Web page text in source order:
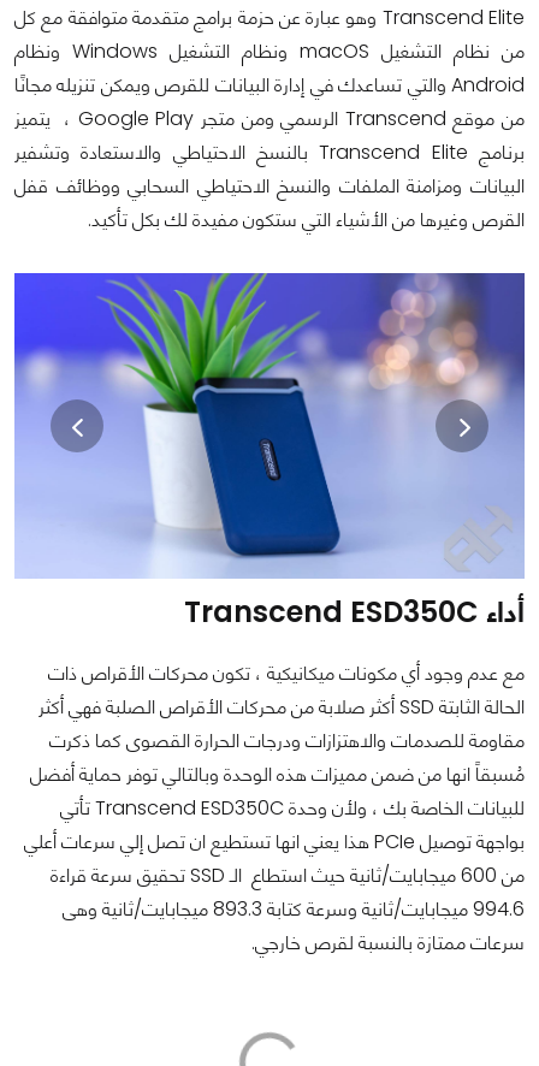
Transcend Elite وهو عبارة عن حزمة برامج متقدمة متوافقة مع كل
من نظام التشغيل macOS ونظام التشغيل Windows ونظام
Android والتي تساعدك في إدارة البيانات للقرص ويمكن تنزيله مجانًا
من موقع Transcend الرسمي ومن متجر Google Play ، يتميز
برنامج Transcend Elite بالنسخ الاحتياطي والاستعادة وتشفير
البيانات ومزامنة الملفات والنسخ الاحتياطي السحابي ووظائف قفل
القرص وغيرها من الأشياء التي ستكون مفيدة لك بكل تأكيد.
أداء Transcend ESD350C
مع عدم وجود أي مكونات ميكانيكية ، تكون محركات الأقراص ذات
الحالة الثابتة SSD أكثر صلابة من محركات الأقراص الصلبة فهي أكثر
مقاومة للصدمات والاهتزازات ودرجات الحرارة القصوى كما ذكرت
مُسبقاً انها من ضمن مميزات هذه الوحدة وبالتالي توفر حماية أفضل
للبيانات الخاصة بك ، ولأن وحدة Transcend ESD350C تأتي
بواجهة توصيل PCIe هذا يعني انها تستطيع ان تصل إلي سرعات أعلي
من 600 ميجابايت/ثانية حيث استطاع الـ SSD تحقيق سرعة قراءة
994.6 ميجابايت/ثانية وسرعة كتابة 893.3 ميجابايت/ثانية وهى
سرعات ممتازة بالنسبة لقرص خارجي.